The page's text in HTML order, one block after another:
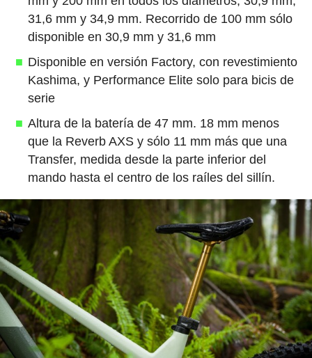
31,6 mm y 34,9 mm. Recorrido de 100 mm sólo
disponible en 30,9 mm y 31,6 mm
Disponible en versión Factory, con revestimiento
Kashima, y Performance Elite solo para bicis de
serie
Altura de la batería de 47 mm. 18 mm menos
que la Reverb AXS y sólo 11 mm más que una
Transfer, medida desde la parte inferior del
mando hasta el centro de los raíles del sillín.